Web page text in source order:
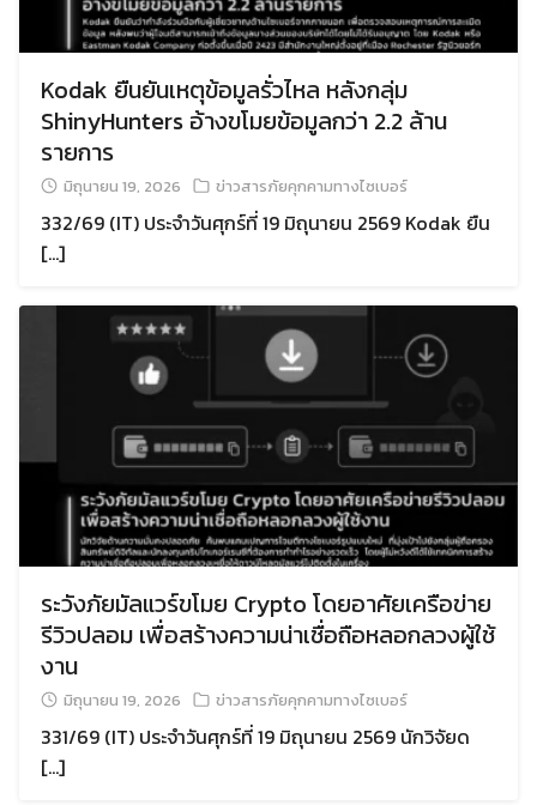
Kodak ยืนยันเหตุข้อมูลรั่วไหล หลังกลุ่ม
ShinyHunters อ้างขโมยข้อมูลกว่า 2.2 ล้าน
รายการ
มิถุนายน 19, 2026 ข่าวสารภัยคุกคามทางไซเบอร์
332/69 (IT) ประจำวันศุกร์ที่ 19 มิถุนายน 2569 Kodak ยืน
[…]
ระวังภัยมัลแวร์ขโมย Crypto โดยอาศัยเครือข่าย
รีวิวปลอม เพื่อสร้างความน่าเชื่อถือหลอกลวงผู้ใช้
งาน
มิถุนายน 19, 2026 ข่าวสารภัยคุกคามทางไซเบอร์
331/69 (IT) ประจำวันศุกร์ที่ 19 มิถุนายน 2569 นักวิจัยด
[…]